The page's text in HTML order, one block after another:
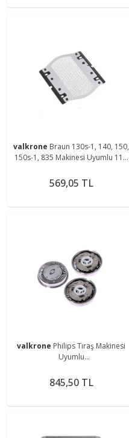
valkrone Braun 130s-1, 140, 150,
150s-1, 835 Makinesi Uyumlu 11b
569,05 TL
valkrone Philips Tıraş Makinesi
Uyumlu
Bıçak
845,50 TL